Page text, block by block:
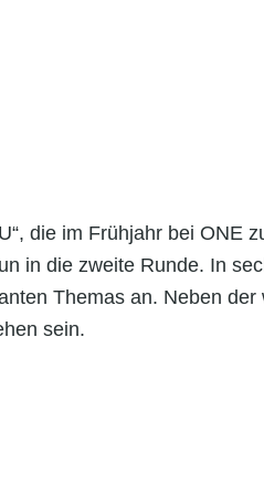
die im Frühjahr bei ONE
in die zweite Runde. In
Themas an. Neben der
sein.